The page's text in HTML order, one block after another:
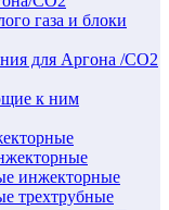
газа и блоки
для Аргона /СО2
к ним
инжекторные
трехтрубные